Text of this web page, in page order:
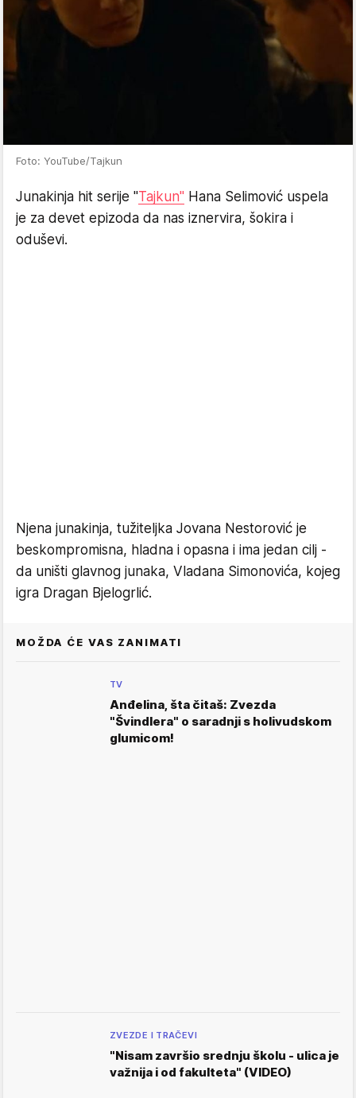
Foto: YouTube/Tajkun
Junakinja hit serije "Tajkun" Hana Selimović uspela
je za devet epizoda da nas iznervira, šokira i
oduševi.
Njena junakinja, tužiteljka Jovana Nestorović je
beskompromisna, hladna i opasna i ima jedan cilj -
da uništi glavnog junaka, Vladana Simonovića, kojeg
igra Dragan Bjelogrlić.
MOŽDA ĆE VAS ZANIMATI
TV
Anđelina, šta čitaš: Zvezda
"Švindlera" o saradnji s holivudskom
glumicom!
ZVEZDE I TRAČEVI
"Nisam završio srednju školu - ulica je
važnija i od fakulteta" (VIDEO)